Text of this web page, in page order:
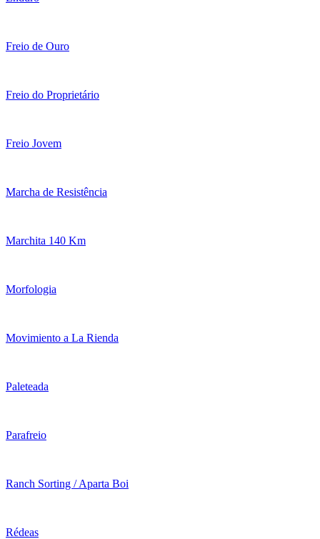
Freio de Ouro
Freio do Proprietário
Freio Jovem
Marcha de Resistência
Marchita 140 Km
Morfologia
Movimiento a La Rienda
Paleteada
Parafreio
Ranch Sorting / Aparta Boi
Rédeas